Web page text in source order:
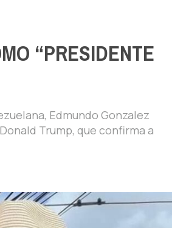
“PRESIDENTE
Edmundo Gonzalez
Trump, que confirma a